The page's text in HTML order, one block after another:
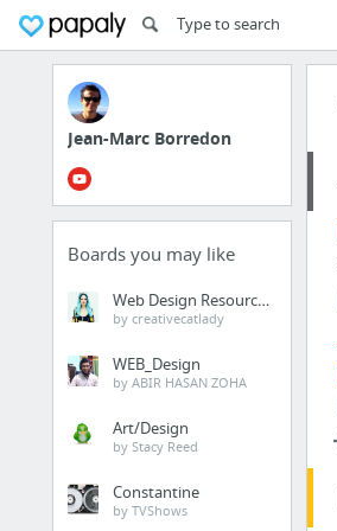
Jean-Marc Borredon
Boards you may like
Web Design Resources
by creativecatlady
WEB_Design
by ABIR HASAN ZOHA
Art/Design
by Stacy Reed
Constantine
by TVShows